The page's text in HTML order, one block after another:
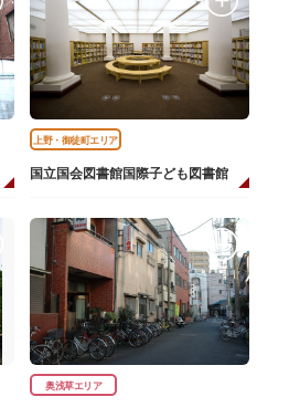
上野・御徒町エリア
国立国会図書館国際子ども図書館
奥浅草エリア